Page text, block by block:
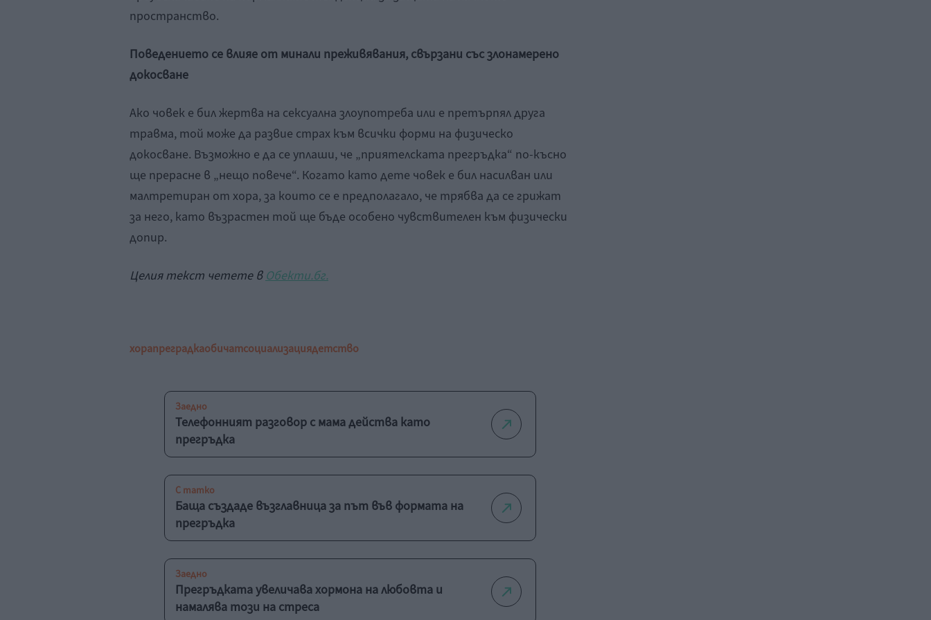
пространство.
Поведението се влияе от минали преживявания, свързани със злонамерено
докосване
Ако човек е бил жертва на сексуална злоупотреба или е претърпял друга
травма, той може да развие страх към всички форми на физическо
докосване. Възможно е да се уплаши, че „приятелската прегръдка“ по-късно
ще прерасне в „нещо повече“. Когато като дете човек е бил насилван или
малтретиран от хора, за които се е предполагало, че трябва да се грижат
за него, като възрастен той ще бъде особено чувствителен към физически
допир.
Целия текст четете в Обекти.бг.
хорапреградкаобичатсоциализациядетство
Заедно
Телефонният разговор с мама действа като
прегръдка
С татко
Баща създаде възглавница за път във формата на
прегръдка
Заедно
Прегръдката увеличава хормона на любовта и
намалява този на стреса